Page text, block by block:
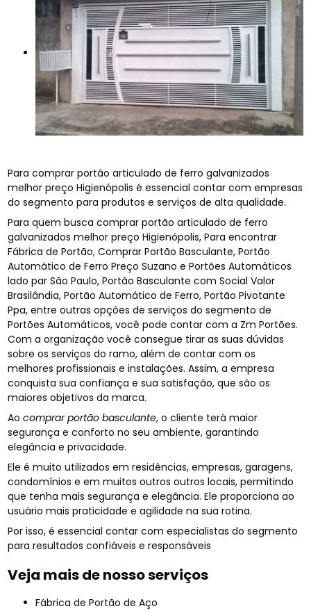
Para comprar portão articulado de ferro galvanizados
melhor preço Higienópolis é essencial contar com empresas
do segmento para produtos e serviços de alta qualidade.
Para quem busca comprar portão articulado de ferro
galvanizados melhor preço Higienópolis, Para encontrar
Fábrica de Portão, Comprar Portão Basculante, Portão
Automático de Ferro Preço Suzano e Portões Automáticos
lado par São Paulo, Portão Basculante com Social Valor
Brasilândia, Portão Automático de Ferro, Portão Pivotante
Ppa, entre outras opções de serviços do segmento de
Portões Automáticos, você pode contar com a Zm Portões.
Com a organização você consegue tirar as suas dúvidas
sobre os serviços do ramo, além de contar com os
melhores profissionais e instalações. Assim, a empresa
conquista sua confiança e sua satisfação, que são os
maiores objetivos da marca.
Aocomprar portão basculante, o cliente terá maior
segurança e conforto no seu ambiente, garantindo
elegância e privacidade.
Ele é muito utilizados em residências, empresas, garagens,
condomínios e em muitos outros outros locais, permitindo
que tenha mais segurança e elegância. Ele proporciona ao
usuário mais praticidade e agilidade na sua rotina.
Por isso, é essencial contar com especialistas do segmento
para resultados confiáveis e responsáveis
Veja mais de nosso serviços
Fábrica de Portão de Aço